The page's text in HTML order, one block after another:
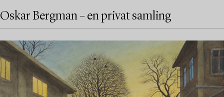
Oskar Bergman – en privat samling